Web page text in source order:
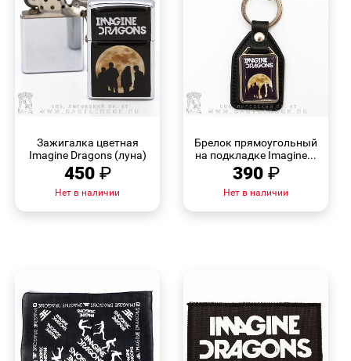
Зажигалка цветная
Imagine Dragons (луна)
450 ₽
Нет в наличии
Брелок прямоугольный
на подкладке Imagine...
390 ₽
Нет в наличии